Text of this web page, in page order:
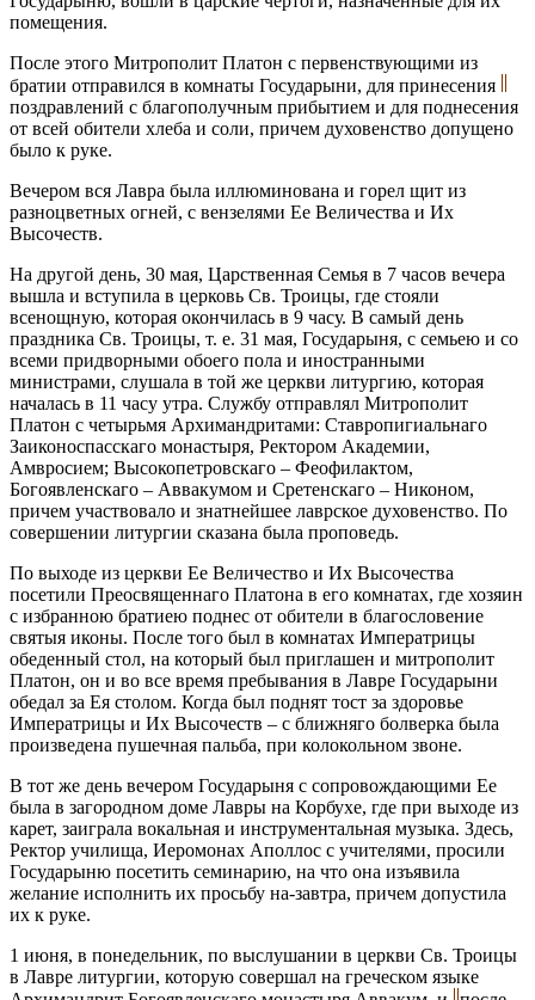
помещения.
После этого Митрополит Платон с первенствующими из
братии отправился в комнаты Государыни, для принесения
поздравлений с благополучным прибытием и для поднесения
от всей обители хлеба и соли, причем духовенство допущено
было к руке.
Вечером вся Лавра была иллюминована и горел щит из
разноцветных огней, с вензелями Ее Величества и Их
Высочеств.
На другой день, 30 мая, Царственная Семья в 7 часов вечера
вышла и вступила в церковь Св. Троицы, где стояли
всенощную, которая окончилась в 9 часу. В самый день
праздника Св. Троицы, т. е. 31 мая, Государыня, с семьею и со
всеми придворными обоего пола и иностранными
министрами, слушала в той же церкви литургию, которая
началась в 11 часу утра. Службу отправлял Митрополит
Платон с четырьмя Архимандритами: Ставропигиальнаго
Заиконоспасскаго монастыря, Ректором Академии,
Амвросием; Высокопетровскаго – Феофилактом,
Богоявленскаго – Аввакумом и Сретенскаго – Никоном,
причем участвовало и знатнейшее лаврское духовенство. По
совершении литургии сказана была проповедь.
По выходе из церкви Ее Величество и Их Высочества
посетили Преосвященнаго Платона в его комнатах, где хозяин
с избранною братиею поднес от обители в благословение
святыя иконы. После того был в комнатах Императрицы
обеденный стол, на который был приглашен и митрополит
Платон, он и во все время пребывания в Лавре Государыни
обедал за Ея столом. Когда был поднят тост за здоровье
Императрицы и Их Высочеств – с ближняго болверка была
произведена пушечная пальба, при колокольном звоне.
В тот же день вечером Государыня с сопровождающими Ее
была в загородном доме Лавры на Корбухе, где при выходе из
карет, заиграла вокальная и инструментальная музыка. Здесь,
Ректор училища, Иеромонах Аполлос с учителями, просили
Государыню посетить семинарию, на что она изъявила
желание исполнить их просьбу на-завтра, причем допустила
их к руке.
1 июня, в понедельник, по выслушании в церкви Св. Троицы
в Лавре литургии, которую совершал на греческом языке